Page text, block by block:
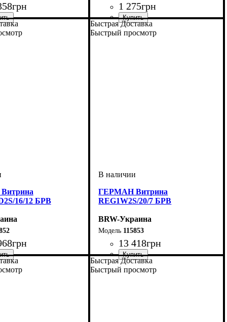
грн
: 2000
: 600
: 540
1 275грн
ширина, мм: 1390
высота, мм: 200
глубина, мм: 270
16/12 БРВ
грн
: 1150
: 1585
: 420
Быстрая Доставка
Быстрый просмотр
ГЕРМАН Витрина
REG1W2S/20/7 БРВ
BRW-Украина
115853
13 418грн
ширина, мм: 680
высота, мм: 2010
глубина, мм: 420
Быстрая Доставка
Быстрый просмотр